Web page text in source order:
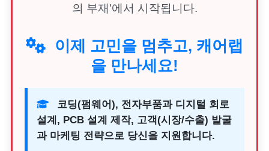
의 부재'에서 시작됩니다.
이제 고민을 멈추고, 캐어랩
을 만나세요!
코딩(펌웨어), 전자부품과 디지털 회로
설계, PCB 설계 제작, 고객(시장/수출) 발굴
과 마케팅 전략으로 당신을 지원합니다.